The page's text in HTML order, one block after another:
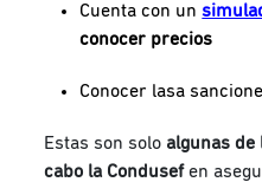
Cuenta con un
conocer precios
Conocer lasa
Estas son solo algunas de
cabo la Condusefen